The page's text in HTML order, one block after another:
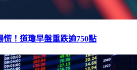
！道瓊早盤重跌逾750點